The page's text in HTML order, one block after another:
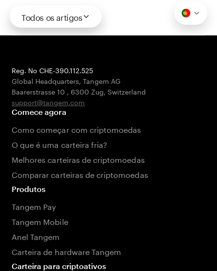
Todos os artigos
Reg. No CHE-390.112.525
Global Headquarters, Tangem AG
Baarerstrasse 10 , 6300 Zug, Switzerland
support@tangem.com
Comece agora
Como começar com criptomoedas
O que é uma carteira fria?
Melhores carteiras de criptomoedas
Comparar carteiras de criptomoedas
Produtos
Tangem Pay
Tangem Mobile
Anel Tangem
Carteira de hardware Tangem
Carteira para criptoativos